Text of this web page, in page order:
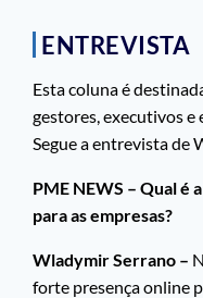
ENTREVISTA
Esta coluna é
gestores, executivos e
Segue a entrevista de
PME NEWS – Qual é
para as empresas?
Wladymir Serrano –
forte presença online